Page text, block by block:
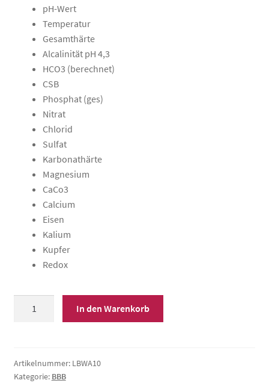
pH-Wert
Temperatur
Gesamthärte
Alcalinität pH 4,3
HCO3 (berechnet)
CSB
Phosphat (ges)
Nitrat
Chlorid
Sulfat
Karbonathärte
Magnesium
CaCo3
Calcium
Eisen
Kalium
Kupfer
Redox
Menge
In den Warenkorb
Artikelnummer: LBWA10
Kategorie: BBB